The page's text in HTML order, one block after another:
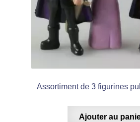
Assortiment de 3 figurines
Ajouter au